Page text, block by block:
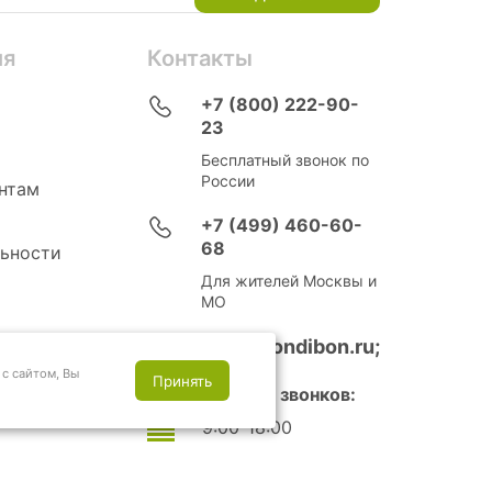
Контакты
+7 (800) 222-90-
23
Бесплатный звонок по
России
+7 (499) 460-60-
68
Для жителей Москвы и
МО
info@bondibon.ru;
Время приема звонков:
9:00-18:00
сайтом, Вы
Принять